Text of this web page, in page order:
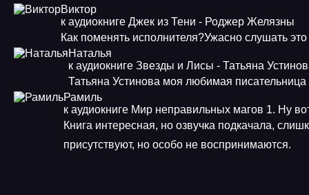
Виктор
к аудиокниге Джек из Тени - Роджер Желязны
Как поменять исполнителя?Ужасно слушать
Наталья
к аудиокниге Звезды и Лисы - Татьяна
Татьяна Устинова моя любимая писательница
Рамиль
к аудиокниге Мир неправильных магов 1. Ну
Книга интересная, но озвучка подкачала,
присутствуют, но особо не воспринимаются.